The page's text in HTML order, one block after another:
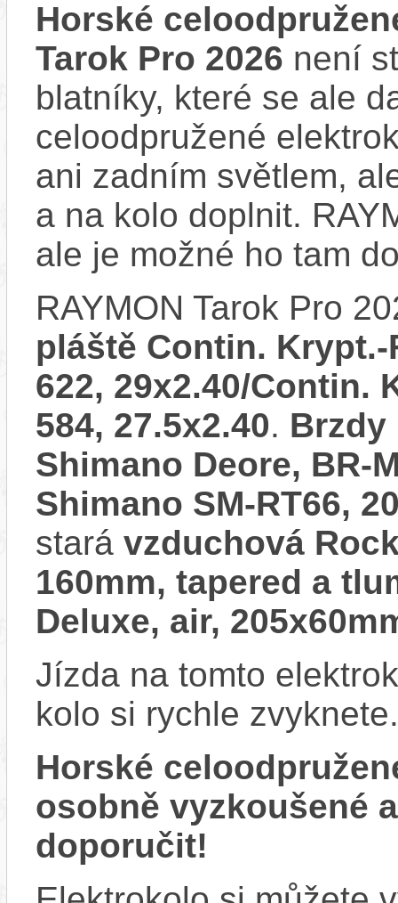
Horské
Tarok Pro 2026 není
blatníky, které se ale
celoodpružené
ani zadním světlem,
a na kolo doplnit.
ale je možné ho tam
RAYMON Tarok Pro
pláště Contin.
622, 29x2.40/Contin.
584, 27.5x2.40. Brzdy
Shimano Deore, BR-
Shimano SM-RT66,
stará vzduchová
160mm, tapered a
Deluxe, air,
Jízda na tomto
kolo si rychle zvyknete.
Horské
osobně vyzkoušené
doporučit!